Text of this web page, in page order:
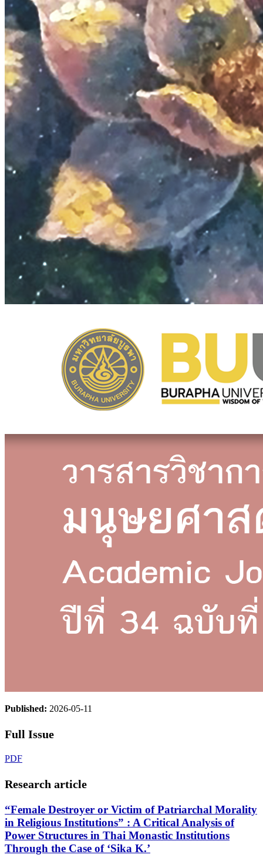
Published: 2026-05-11
Full Issue
PDF
Research article
“Female Destroyer or Victim of Patriarchal Morality
in Religious Institutions” : A Critical Analysis of
Power Structures in Thai Monastic Institutions
Through the Case of ‘Sika K.’